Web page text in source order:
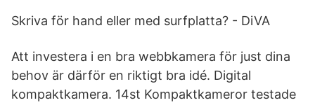
Skriva för hand eller med surfplatta? - DiVA
Att investera i en bra webbkamera för just dina
behov är därför en riktigt bra idé. Digital
kompaktkamera. 14st Kompaktkameror testade